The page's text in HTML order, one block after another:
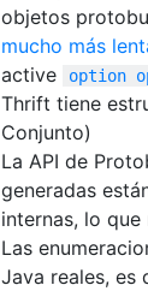
objetos
mucho más
active
option
Thrift tiene
Conjunto)
La API de
generadas
internas, lo que
Las
Java reales, es